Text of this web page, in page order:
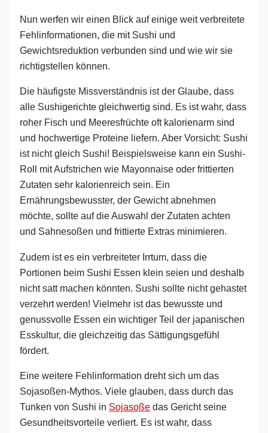
Nun werfen wir einen Blick auf einige weit verbreitete
Fehlinformationen, die mit Sushi und
Gewichtsreduktion verbunden sind und wie wir sie
richtigstellen können.
Die häufigste Missverständnis ist der Glaube, dass
alle Sushigerichte gleichwertig sind. Es ist wahr, dass
roher Fisch und Meeresfrüchte oft kalorienarm sind
und hochwertige Proteine liefern. Aber Vorsicht: Sushi
ist nicht gleich Sushi! Beispielsweise kann ein Sushi-
Roll mit Aufstrichen wie Mayonnaise oder frittierten
Zutaten sehr kalorienreich sein. Ein
Ernährungsbewusster, der Gewicht abnehmen
möchte, sollte auf die Auswahl der Zutaten achten
und Sahnesoßen und frittierte Extras minimieren.
Zudem ist es ein verbreiteter Irrtum, dass die
Portionen beim Sushi Essen klein seien und deshalb
nicht satt machen könnten. Sushi sollte nicht gehastet
verzehrt werden! Vielmehr ist das bewusste und
genussvolle Essen ein wichtiger Teil der japanischen
Esskultur, die gleichzeitig das Sättigungsgefühl
fördert.
Eine weitere Fehlinformation dreht sich um das
Sojasoßen-Mythos. Viele glauben, dass durch das
Tunken von Sushi in Sojasoße das Gericht seine
Gesundheitsvorteile verliert. Es ist wahr, dass